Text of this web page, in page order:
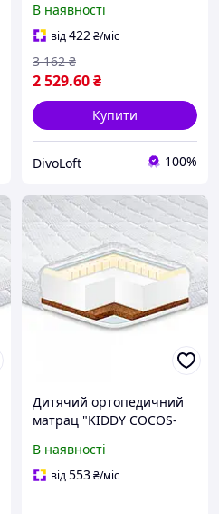
В наявності
від422₴/міс
2 529.60₴
3 162 ₴
Купити
DivoLoft 100%
Дитячий ортопедичний
матрац "KIDDY COCOS-
В наявності
від553₴/міс